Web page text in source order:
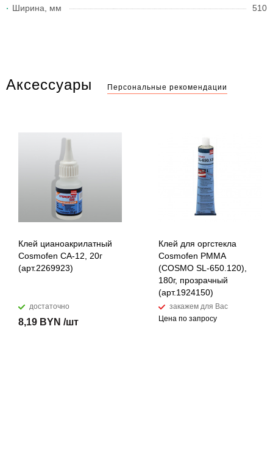
Ширина, мм
510
Аксессуары Персональные рекомендации
Клей цианоакрилатный
Cosmofen CA-12, 20г
(арт.2269923)
достаточно
8,19 BYN /шт
Клей для оргстекла
Cosmofen PMMA
(COSMO SL-650.120),
180г, прозрачный
(арт.1924150)
закажем для Вас
Цена по запросу